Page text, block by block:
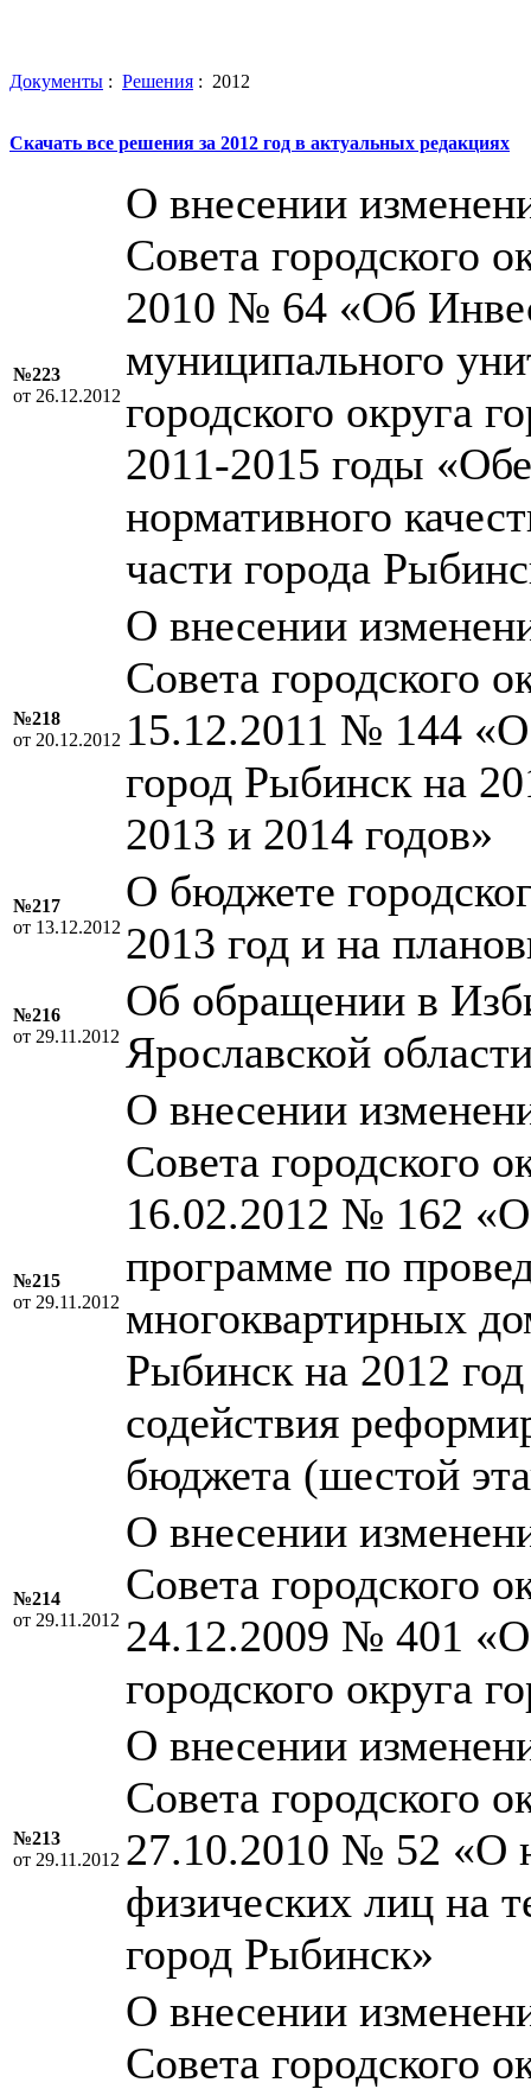
Документы : Решения : 2012
Скачать все решения за 2012 год в актуальных редакциях
№223
от 26.12.2012
О внесении
Совета городского
2010 № 64 «Об
муниципального
городского округа
2011-2015 годы
нормативного
части города
№218
от 20.12.2012
О внесении
Совета городского
15.12.2011 № 144 «О
город Рыбинск на
2013 и 2014 годов»
№217
от 13.12.2012
О бюджете
2013 год и на
№216
от 29.11.2012
Об обращении в
Ярославской
№215
от 29.11.2012
О внесении
Совета городского
16.02.2012 № 162
программе по
многоквартирных
Рыбинск на 2012
содействия
бюджета (шестой
№214
от 29.11.2012
О внесении
Совета городского
24.12.2009 № 401 «О
городского округа
№213
от 29.11.2012
О внесении
Совета городского
27.10.2010 № 52 «О
физических лиц на
город Рыбинск»
О внесении
Совета городского